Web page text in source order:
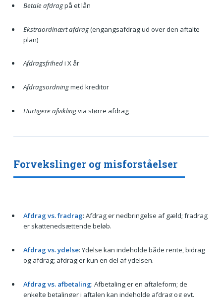
Betale afdragpå et lån
Ekstraordinært afdrag(engangsafdrag ud over den aftalte
plan)
Afdragsfrihedi X år
Afdragsordningmed kreditor
Hurtigere afviklingvia større afdrag
Forvekslinger og misforståelser
Afdrag vs. fradrag: Afdrag er nedbringelse af gæld; fradrag
er skattenedsættende beløb.
Afdrag vs. ydelse: Ydelse kan indeholde både rente, bidrag
og afdrag; afdrag er kun en del af ydelsen.
Afdrag vs. afbetaling: Afbetaling er en aftaleform; de
enkelte betalinger i aftalen kan indeholde afdrag og evt.